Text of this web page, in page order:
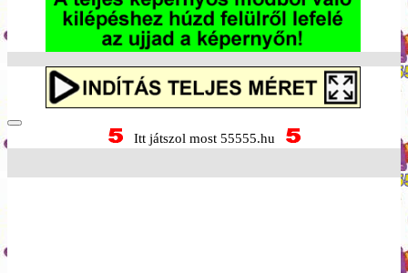
Itt játszol most 55555.hu